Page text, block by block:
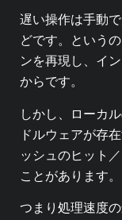
遅い操作は手動
どです。
という
ンを再現し、イ
からです。
しかし、ローカ
ドルウェアが存
ッシュのヒット
ことがあります。
つまり処理速度